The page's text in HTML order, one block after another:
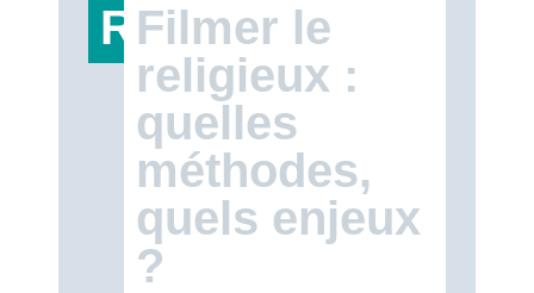
RT47
Filmer le
religieux :
quelles
méthodes,
quels enjeux
?